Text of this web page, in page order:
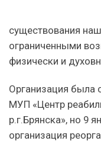
существования
ограниченными
физически и
Организация была
МУП «Центр
р.г.Брянска», но 9
организация